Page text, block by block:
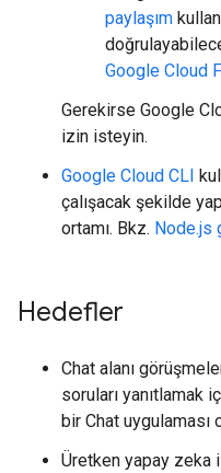
paylaşım
Google Cloud
Gerekirse Google
izin isteyin.
Google Cloud CLI
çalışacak şekilde
ortamı. Bkz. Node.js
Hedefler
Chat alanı
soruları yanıtlamak
bir Chat uygulaması
Üretken yapay zeka